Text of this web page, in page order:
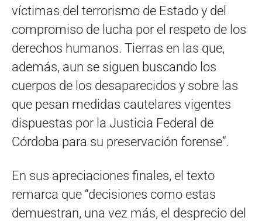
víctimas del terrorismo de Estado y del
compromiso de lucha por el respeto de los
derechos humanos. Tierras en las que,
además, aun se siguen buscando los
cuerpos de los desaparecidos y sobre las
que pesan medidas cautelares vigentes
dispuestas por la Justicia Federal de
Córdoba para su preservación forense”.
En sus apreciaciones finales, el texto
remarca que “decisiones como estas
demuestran, una vez más, el desprecio del